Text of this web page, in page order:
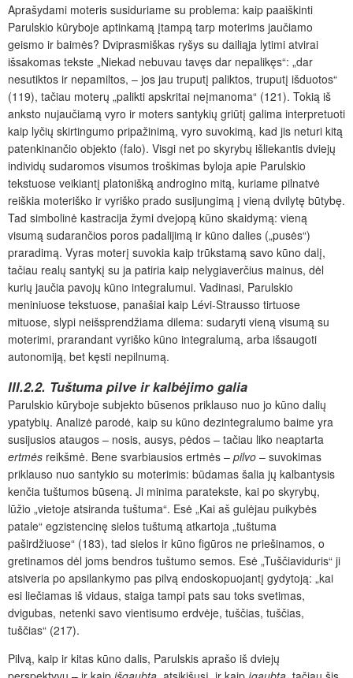
Aprašydami moteris susiduriame su problema: kaip paaiškinti
Parulskio kūryboje aptinkamą įtampą tarp moterims jaučiamo
geismo ir baimės? Dviprasmiškas ryšys su dailiąja lytimi atvirai
išsakomas tekste „Niekad nebuvau tavęs dar nepalikęs“: „dar
nesutiktos ir nepamiltos, – jos jau truputį paliktos, truputį išduotos“
(119), tačiau moterų „palikti apskritai neįmanoma“ (121). Tokią iš
anksto nujaučiamą vyro ir moters santykių griūtį galima interpretuoti
kaip lyčių skirtingumo pripažinimą, vyro suvokimą, kad jis neturi kitą
patenkinančio objekto (falo). Visgi net po skyrybų išliekantis dviejų
individų sudaromos visumos troškimas byloja apie Parulskio
tekstuose veikiantį platonišką androgino mitą, kuriame pilnatvė
reiškia moteriško ir vyriško prado susijungimą į vieną dvilytę būtybę.
Tad simbolinė kastracija žymi dvejopą kūno skaidymą: vieną
visumą sudarančios poros padalijimą ir kūno dalies („pusės“)
praradimą. Vyras moterį suvokia kaip trūkstamą savo kūno dalį,
tačiau realų santykį su ja patiria kaip nelygiaverčius mainus, dėl
kurių jaučia pavojų kūno integralumui. Vadinasi, Parulskio
meniniuose tekstuose, panašiai kaip Lévi-Strausso tirtuose
mituose, slypi neišsprendžiama dilema: sudaryti vieną visumą su
moterimi, prarandant vyriško kūno integralumą, arba išsaugoti
autonomiją, bet kęsti nepilnumą.
III.2.2. Tuštuma pilve ir kalbėjimo galia
Parulskio kūryboje subjekto būsenos priklauso nuo jo kūno dalių
ypatybių. Analizė parodė, kaip su kūno dezintegralumo baime yra
susijusios ataugos – nosis, ausys, pėdos – tačiau liko neaptarta
ertmės reikšmė. Bene svarbiausios ertmės – pilvo – suvokimas
priklauso nuo santykio su moterimis: būdamas šalia jų kalbantysis
kenčia tuštumos būseną. Ji minima paratekste, kai po skyrybų,
lūžio „vietoje atsiranda tuštuma“. Esė „Kai aš gulėjau puikybės
patale“ egzistencinę sielos tuštumą atkartoja „tuštuma
paširdžiuose“ (183), tad sielos ir kūno figūros ne priešinamos, o
gretinamos dėl joms bendros tuštumo semos. Esė „Tuščiaviduris“ ji
atsiveria po apsilankymo pas pilvą endoskopuojantį gydytoją: „kai
esi liečiamas iš vidaus, staiga tampi pats sau toks svetimas,
dvigubas, netenki savo vientisumo erdvėje, tuščias, tuščias,
tuščias“ (217).
Pilvą, kaip ir kitas kūno dalis, Parulskis aprašo iš dviejų